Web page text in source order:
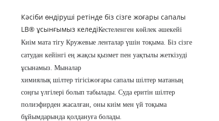
Кәсіби өндіруші ретінде біз сізге жоғары сапалы
LB® ұсынғымыз келедіКестеленген көйлек әшекейі
Киім мата тігу Кружевые ленталар үшін тоқыма. Біз сізге
сатудан кейінгі ең жақсы қызмет пен уақтылы жеткізуді
ұсынамыз. Мыналар
химиялық шілтер тігісіжоғары сапалы шілтер матаның
соңғы үлгілері болып табылады. Суда еритін шілтер
полиэфирден жасалған, оны киім мен үй тоқыма
бұйымдарында қолдануға болады.